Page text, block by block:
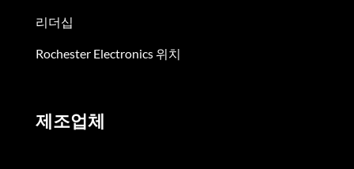
리더십
Rochester Electronics 위치
제조업체